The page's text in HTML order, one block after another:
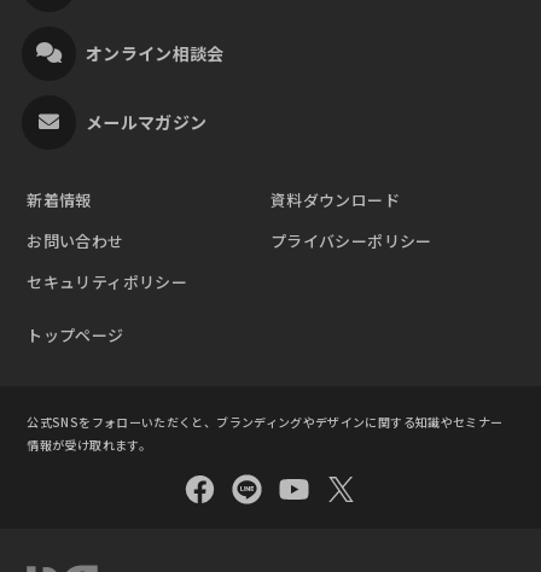
オンライン相談会
メールマガジン
新着情報
資料ダウンロード
お問い合わせ
プライバシーポリシー
セキュリティポリシー
トップページ
公式SNSをフォローいただくと、ブランディングやデザインに関する知識やセミナー
情報が受け取れます。